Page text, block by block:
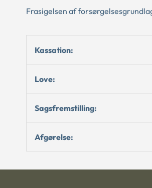
Frasigelsen af
Kassation:
Love:
Sagsfremstilling:
Afgørelse: